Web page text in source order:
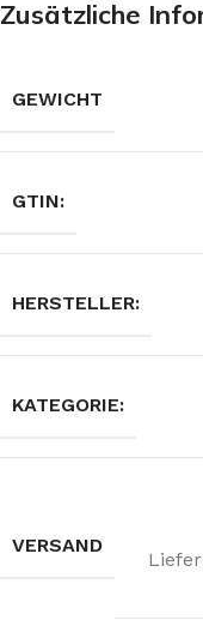
Zusätzliche
GEWICHT
GTIN:
HERSTELLER:
KATEGORIE:
VERSAND